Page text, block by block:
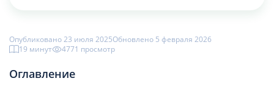
Опубликовано 23 июля 2025Обновлено 5 февраля 2026
19 минут
4771 просмотр
Оглавление